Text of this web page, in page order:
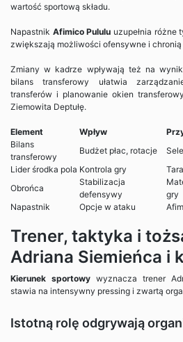
wartość sportową składu.
Napastnik Afimico Pululu uzupełnia różne
zwiększają możliwości ofensywne i chronią
Zmiany w kadrze wpływają też na
bilans transferowy ułatwia
transferów i planowanie okien
Ziemowita Deptułę.
Element Wpływ
Bilans
transferowy
Budżet płac, rotacje
Lider środka pola Kontrola gry
Obrońca
Stabilizacja
defensywy
gry
Napastnik
Opcje w ataku
Trener, taktyka i
Adriana Siemieńca i
Kierunek sportowy wyznacza trener
stawia na intensywny pressing i zwartą
Istotną rolę odgrywają